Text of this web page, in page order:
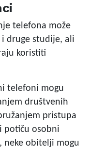
telefona može
druge studije, ali
koristiti
telefoni mogu
društvenih
pristupa
potiču osobni
neke obitelji mogu